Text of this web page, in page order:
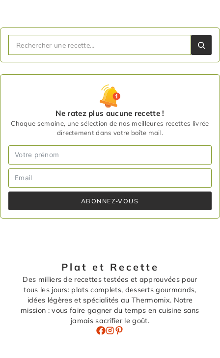
Ne ratez plus aucune recette !
Chaque semaine, une sélection de nos meilleures recettes livrée
directement dans votre boîte mail.
ABONNEZ-VOUS
Plat et Recette
Des milliers de recettes testées et approuvées pour
tous les jours: plats complets, desserts gourmands,
idées légères et spécialités au Thermomix. Notre
mission : vous faire gagner du temps en cuisine sans
jamais sacrifier le goût.